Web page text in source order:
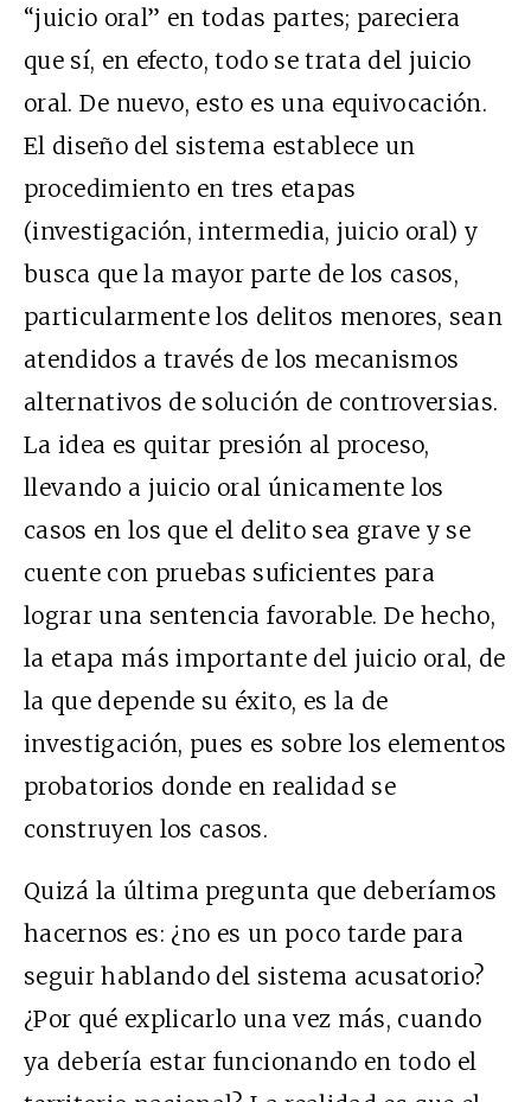
“juicio oral” en todas partes; pareciera
que sí, en efecto, todo se trata del juicio
oral. De nuevo, esto es una equivocación.
El diseño del sistema establece un
procedimiento en tres etapas
(investigación, intermedia, juicio oral) y
busca que la mayor parte de los casos,
particularmente los delitos menores, sean
atendidos a través de los mecanismos
alternativos de solución de controversias.
La idea es quitar presión al proceso,
llevando a juicio oral únicamente los
casos en los que el delito sea grave y se
cuente con pruebas suficientes para
lograr una sentencia favorable. De hecho,
la etapa más importante del juicio oral, de
la que depende su éxito, es la de
investigación, pues es sobre los elementos
probatorios donde en realidad se
construyen los casos.
Quizá la última pregunta que deberíamos
hacernos es: ¿no es un poco tarde para
seguir hablando del sistema acusatorio?
¿Por qué explicarlo una vez más, cuando
ya debería estar funcionando en todo el